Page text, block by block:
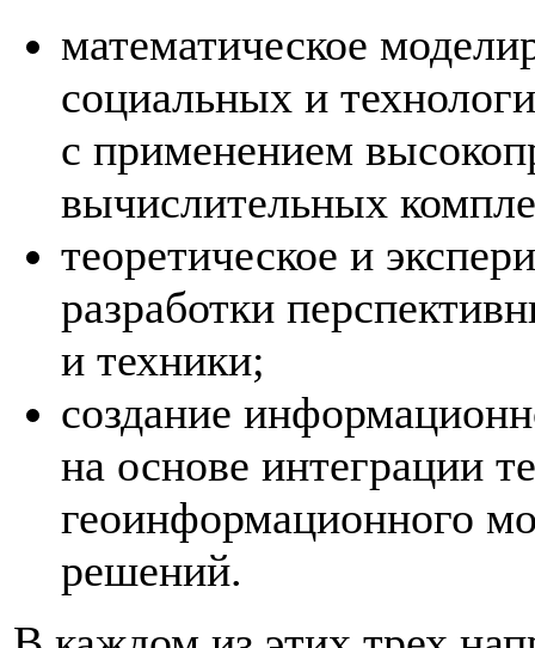
математическое
социальных и
с применением
вычислительных
теоретическое и
разработки
и техники;
создание
на основе интеграции
геоинформационного
решений.